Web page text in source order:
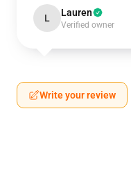
L Lauren
Verified owner
Write your review